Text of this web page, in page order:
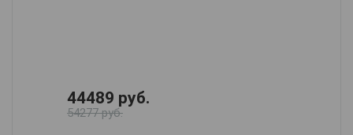
44489 руб.
54277 руб.